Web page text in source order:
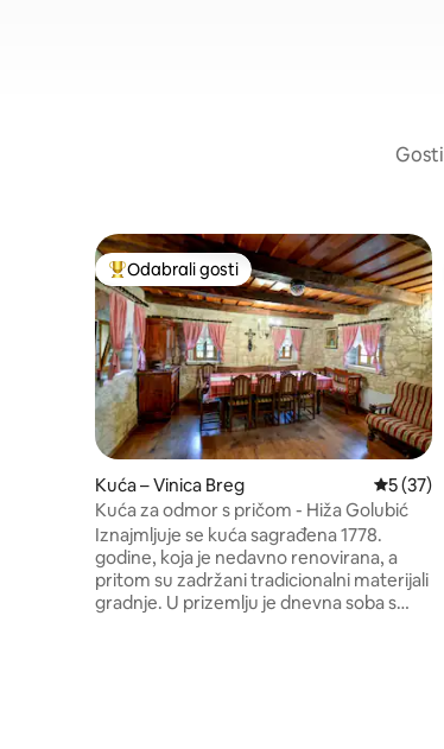
Među najviše rangiranima s oznakom
Odabrali gosti
Kuća – Vinica Breg
5 (37)
Kuća za odmor s pričom - Hiža Golubić
Iznajmljuje se kuća sagrađena 1778.
godine, koja je nedavno renovirana, a
pritom su zadržani tradicionalni materijali
gradnje. U prizemlju je dnevna soba s